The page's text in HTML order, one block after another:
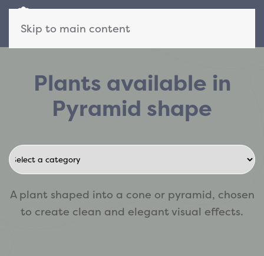
Skip to main content
Plants available in
Pyramid shape
A plant shaped into a cone or pyramid, chosen
to create clean and elegant visual effects.